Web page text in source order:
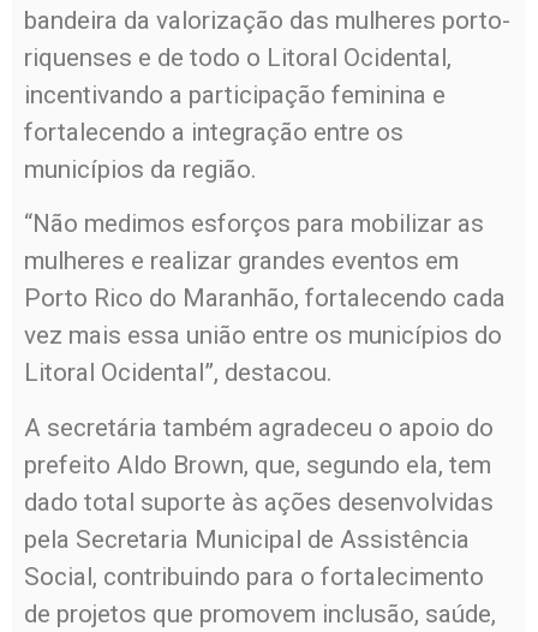
bandeira da valorização das mulheres porto-
riquenses e de todo o Litoral Ocidental,
incentivando a participação feminina e
fortalecendo a integração entre os
municípios da região.
“Não medimos esforços para mobilizar as
mulheres e realizar grandes eventos em
Porto Rico do Maranhão, fortalecendo cada
vez mais essa união entre os municípios do
Litoral Ocidental”, destacou.
A secretária também agradeceu o apoio do
prefeito Aldo Brown, que, segundo ela, tem
dado total suporte às ações desenvolvidas
pela Secretaria Municipal de Assistência
Social, contribuindo para o fortalecimento
de projetos que promovem inclusão, saúde,